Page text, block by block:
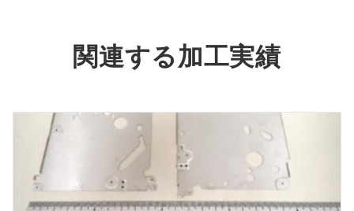
関連する加工実績